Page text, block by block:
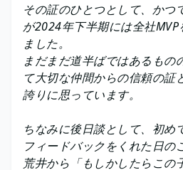
その証のひとつとして、かつ
が2024年下半期には全社
ました。
まだまだ道半ばではあるもの
て大切な仲間からの信頼の証
誇りに思っています。
ちなみに後日談として、初め
フィードバックをくれた日の
荒井から「もしかしたらこの